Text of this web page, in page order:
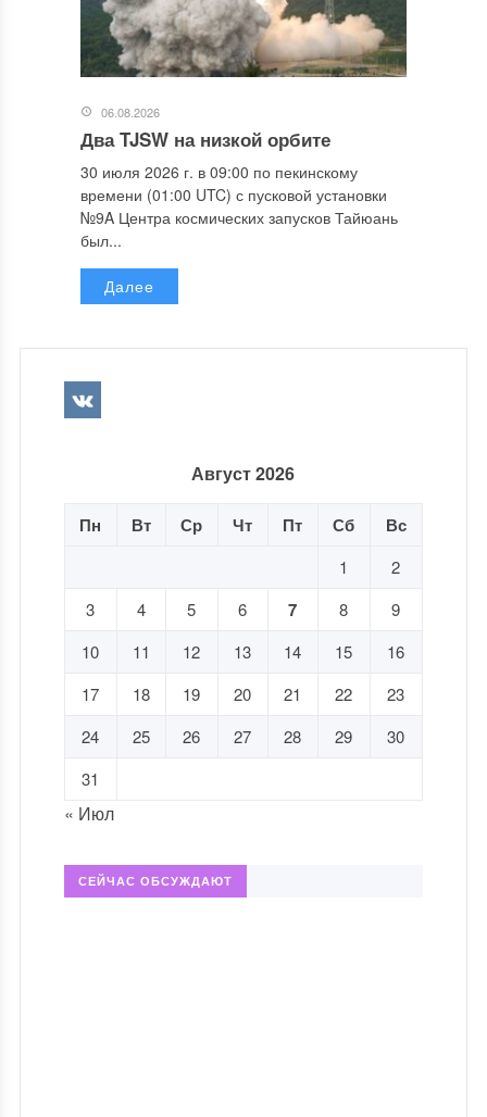
06.08.2026
Два TJSW на низкой орбите
30 июля 2026 г. в 09:00 по пекинскому
времени (01:00 UTC) с пусковой установки
№9A Центра космических запусков Тайюань
был...
Далее
Август 2026
Пн Вт Ср Чт Пт Сб Вс
1
2
3
4 5 6 7 8
9
10
11 12 13 14 15
16
17
18 19 20 21 22
23
24
25 26 27 28 29
30
31
« Июл
СЕЙЧАС ОБСУЖДАЮТ